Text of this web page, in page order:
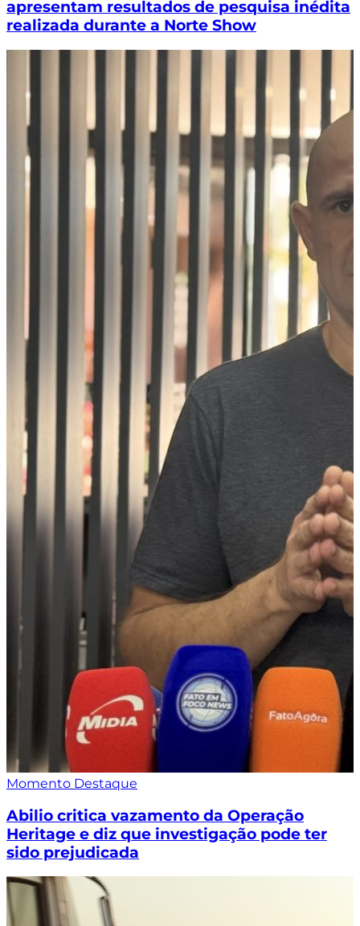
apresentam resultados de pesquisa inédita
realizada durante a Norte Show
Momento Destaque
Abilio critica vazamento da Operação
Heritage e diz que investigação pode ter
sido prejudicada